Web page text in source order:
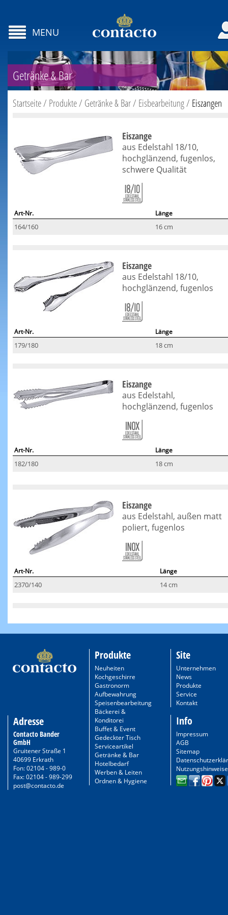
MENU
Getränke & Bar
Startseite/ Produkte/ Getränke & Bar/ Eisbearbeitung/ Eiszangen
Eiszange
aus Edelstahl 18/10,
hochglänzend, fugenlos,
schwere Qualität
Art-Nr. Länge
164/160 16 cm
Eiszange
aus Edelstahl 18/10,
hochglänzend, fugenlos
Art-Nr. Länge
179/180 18 cm
Eiszange
aus Edelstahl,
hochglänzend, fugenlos
Art-Nr. Länge
182/180 18 cm
Eiszange
aus Edelstahl, außen matt
poliert, fugenlos
Art-Nr. Länge
2370/140 14 cm
Adresse
Contacto Bander
GmbH
Gruitener Straße 1
40699 Erkrath
Fon: 02104 - 989-0
Fax: 02104 - 989-299
post@contacto.de
Produkte
Neuheiten
Kochgeschirre
Gastronorm
Aufbewahrung
Speisenbearbeitung
Bäckerei &
Konditorei
Buffet & Event
Gedeckter Tisch
Serviceartikel
Getränke & Bar
Hotelbedarf
Werben & Leiten
Ordnen & Hygiene
Site
Unternehmen
News
Produkte
Service
Kontakt
Info
Impressum
AGB
Sitemap
Nutzungshinweise